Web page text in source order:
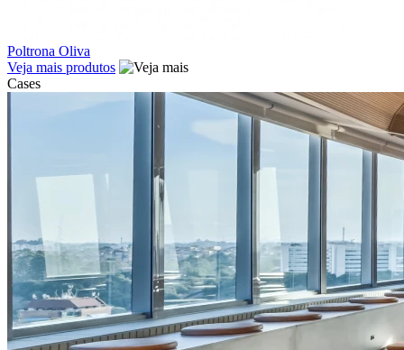
Poltrona Oliva
Veja mais produtos
Cases